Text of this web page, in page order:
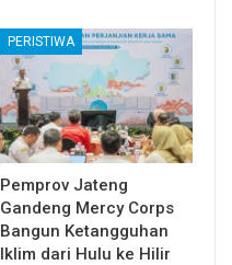
PERISTIWA
Pemprov Jateng
Gandeng Mercy Corps
Bangun Ketangguhan
Iklim dari Hulu ke Hilir